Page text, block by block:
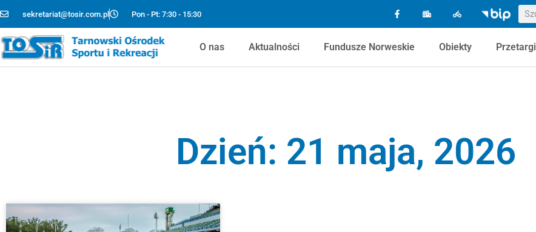
sekretariat@tosir.com.pl Pon - Pt: 7:30 - 15:30
O nas Aktualności Fundusze Norweskie Obiekty Przetargi
Dzień: 21 maja, 2026